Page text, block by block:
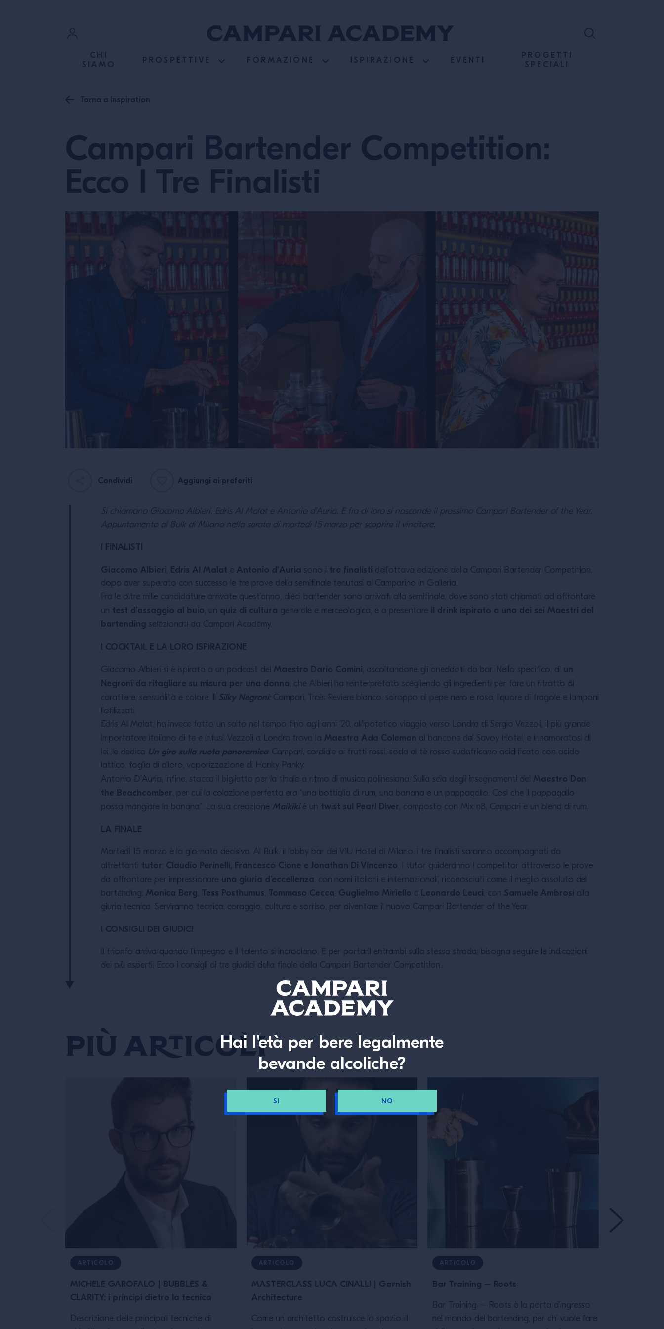
Hai l'età per bere legalmente
bevande alcoliche?
SI NO
CHI
SIAMO
PROSPETTIVE FORMAZIONE ISPIRAZIONE EVENTI
PROGETTI
SPECIALI
Torna a Inspiration
Campari Bartender Competition:
Ecco I Tre Finalisti
Condividi Aggiungi ai preferiti
Si chiamano Giacomo Albieri, Edris Al Malat e Antonio d’Auria. E fra di loro si nasconde il prossimo Campari Bartender of the Year.
Appuntamento al Bulk di Milano nella serata di martedì 15 marzo per scoprire il vincitore.
I FINALISTI
Giacomo Albieri, Edris Al Malat e Antonio d’Auria sono i tre finalisti dell’ottava edizione della Campari Bartender Competition,
dopo aver superato con successo le tre prove della semifinale tenutasi al Camparino in Galleria.
Fra le oltre mille candidature arrivate quest’anno, dieci bartender sono arrivati alla semifinale, dove sono stati chiamati ad affrontare
un test d’assaggio al buio, un quiz di cultura generale e merceologica, e a presentare il drink ispirato a uno dei sei Maestri del
bartending selezionati da Campari Academy.
I COCKTAIL E LA LORO ISPIRAZIONE
Giacomo Albieri si è ispirato a un podcast del Maestro Dario Comini, ascoltandone gli aneddoti da bar. Nello specifico, di un
Negroni da ritagliare su misura per una donna, che Albieri ha reinterpretato scegliendo gli ingredienti per fare un ritratto di
carattere, sensualità e colore. Il Silky Negroni: Campari, Trois Reviere bianco, sciroppo al pepe nero e rosa, liquore di fragole e lamponi
liofilizzati.
Edris Al Malat, ha invece fatto un salto nel tempo fino agli anni ’20, all’ipotetico viaggio verso Londra di Sergio Vezzoli, il più grande
importatore italiano di te e infusi. Vezzoli a Londra trova la Maestra Ada Coleman al bancone del Savoy Hotel, e innamoratosi di
lei, le dedica Un giro sulla ruota panoramica: Campari, cordiale ai frutti rossi, soda al tè rosso sudafricano acidificato con acido
lattico, foglia di alloro, vaporizzazione di Hanky Panky.
Antonio D’Auria, infine, stacca il biglietto per la finale a ritmo di musica polinesiana. Sulla scia degli insegnamenti del Maestro Don
the Beachcomber, per cui la colazione perfetta era “una bottiglia di rum, una banana e un pappagallo. Così che il pappagallo
possa mangiare la banana”. La sua creazione Maikiki è un twist sul Pearl Diver, composto con Mix n8, Campari e un blend di rum.
LA FINALE
Martedì 15 marzo è la giornata decisiva. Al Bulk, il lobby bar del VIU Hotel di Milano, i tre finalisti saranno accompagnati da
altrettanti tutor: Claudio Perinelli, Francesco Cione e Jonathan Di Vincenzo. I tutor guideranno i competitor attraverso le prove
da affrontare per impressionare una giuria d’eccellenza, con nomi italiani e internazionali, riconosciuti come il meglio assoluto del
bartending: Monica Berg, Tess Posthumus, Tommaso Cecca, Guglielmo Miriello e Leonardo Leuci, con Samuele Ambrosi alla
giuria tecnica. Serviranno tecnica, coraggio, cultura e sorriso, per diventare il nuovo Campari Bartender of the Year.
I CONSIGLI DEI GIUDICI
Il trionfo arriva quando l’impegno e il talento si incrociano. E per portarli entrambi sulla stessa strada, bisogna seguire le indicazioni
dei più esperti. Ecco i consigli di tre giudici della finale della Campari Bartender Competition.
Più articoli
ARTICOLO
MICHELE GAROFALO | BUBBLES &
CLARITY: i principi dietro la tecnica
Descrizione delle principali tecniche di
ARTICOLO
MASTERCLASS LUCA CINALLI | Garnish
Architecture
Come un architetto costruisce lo spazio, il
ARTICOLO
Bar Training – Roots
Bar Training – Roots è la porta d’ingresso
nel mondo del bartending, per chi vuole fare